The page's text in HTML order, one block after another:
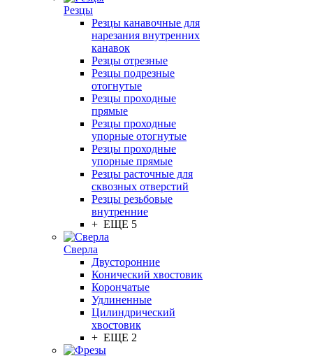
Резцы
Резцы канавочные для
нарезания внутренних
канавок
Резцы отрезные
Резцы подрезные
отогнутые
Резцы проходные
прямые
Резцы проходные
упорные отогнутые
Резцы проходные
упорные прямые
Резцы расточные для
сквозных отверстий
Резцы резьбовые
внутренние
+ ЕЩЕ 5
Сверла
Двусторонние
Конический хвостовик
Корончатые
Удлиненные
Цилиндрический
хвостовик
+ ЕЩЕ 2